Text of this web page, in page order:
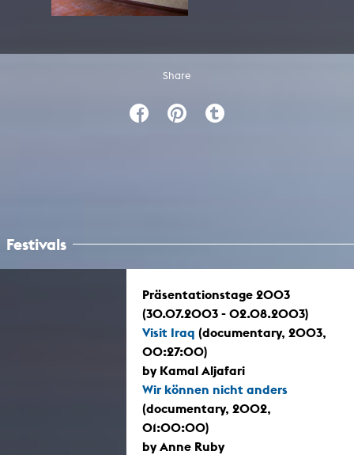
Share
Festivals
Präsentationstage 2003
(30.07.2003 - 02.08.2003)
Visit Iraq (documentary, 2003,
00:27:00)
by Kamal Aljafari
Wir können nicht anders
(documentary, 2002,
01:00:00)
by Anne Ruby